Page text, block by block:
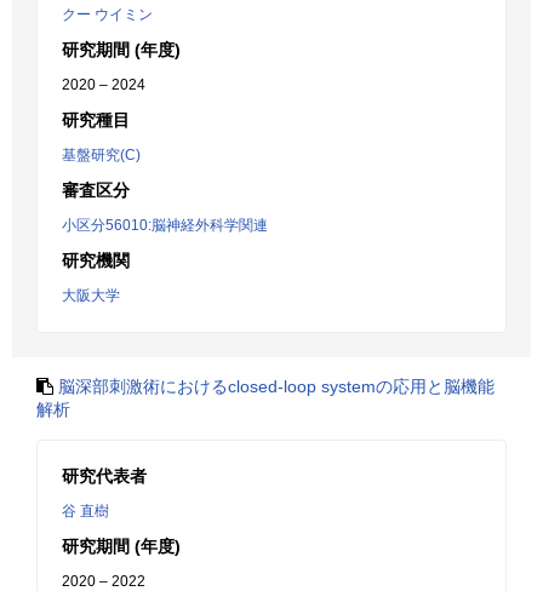
クー ウイミン
研究期間 (年度)
2020 – 2024
研究種目
基盤研究(C)
審査区分
小区分56010:脳神経外科学関連
研究機関
大阪大学
脳深部刺激術におけるclosed-loop systemの応用と脳機能
解析
研究代表者
谷 直樹
研究期間 (年度)
2020 – 2022